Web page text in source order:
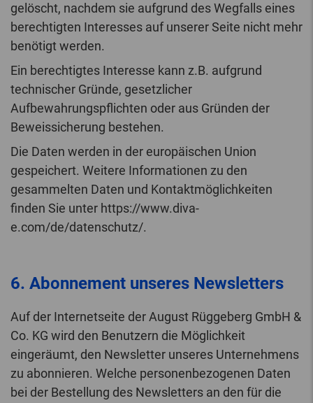
gelöscht, nachdem sie aufgrund des Wegfalls eines
berechtigten Interesses auf unserer Seite nicht mehr
benötigt werden.
Ein berechtigtes Interesse kann z.B. aufgrund
technischer Gründe, gesetzlicher
Aufbewahrungspflichten oder aus Gründen der
Beweissicherung bestehen.
Die Daten werden in der europäischen Union
gespeichert. Weitere Informationen zu den
gesammelten Daten und Kontaktmöglichkeiten
finden Sie unter https://www.diva-
e.com/de/datenschutz/.
6. Abonnement unseres Newsletters
Auf der Internetseite der August Rüggeberg GmbH &
Co. KG wird den Benutzern die Möglichkeit
eingeräumt, den Newsletter unseres Unternehmens
zu abonnieren. Welche personenbezogenen Daten
bei der Bestellung des Newsletters an den für die